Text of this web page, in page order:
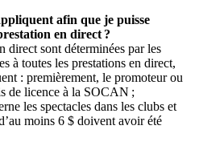
afin que je puisse
en direct ?
direct sont déterminées par les
à toutes les prestations en direct,
: premièrement, le promoteur ou
de licence à la SOCAN ;
les spectacles dans les clubs et
moins 6 $ doivent avoir été